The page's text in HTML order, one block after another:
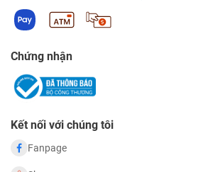
Chứng nhận
Kết nối với chúng tôi
Fanpage